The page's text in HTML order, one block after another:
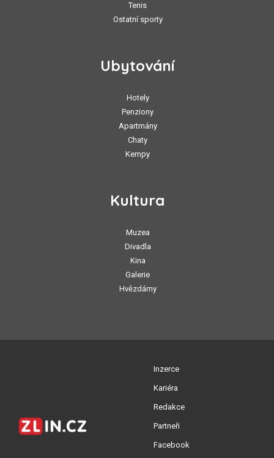
Tenis
Ostatní sporty
Ubytování
Hotely
Penziony
Apartmány
Chaty
Kempy
Kultura
Muzea
Divadla
Kina
Galerie
Hvězdárny
Inzerce
Kariéra
Redakce
Partneři
Facebook